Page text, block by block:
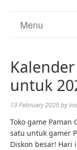
Menu
untuk
13 February 2025by
Toko game
satu untuk gamer
Diskon besar! Hari